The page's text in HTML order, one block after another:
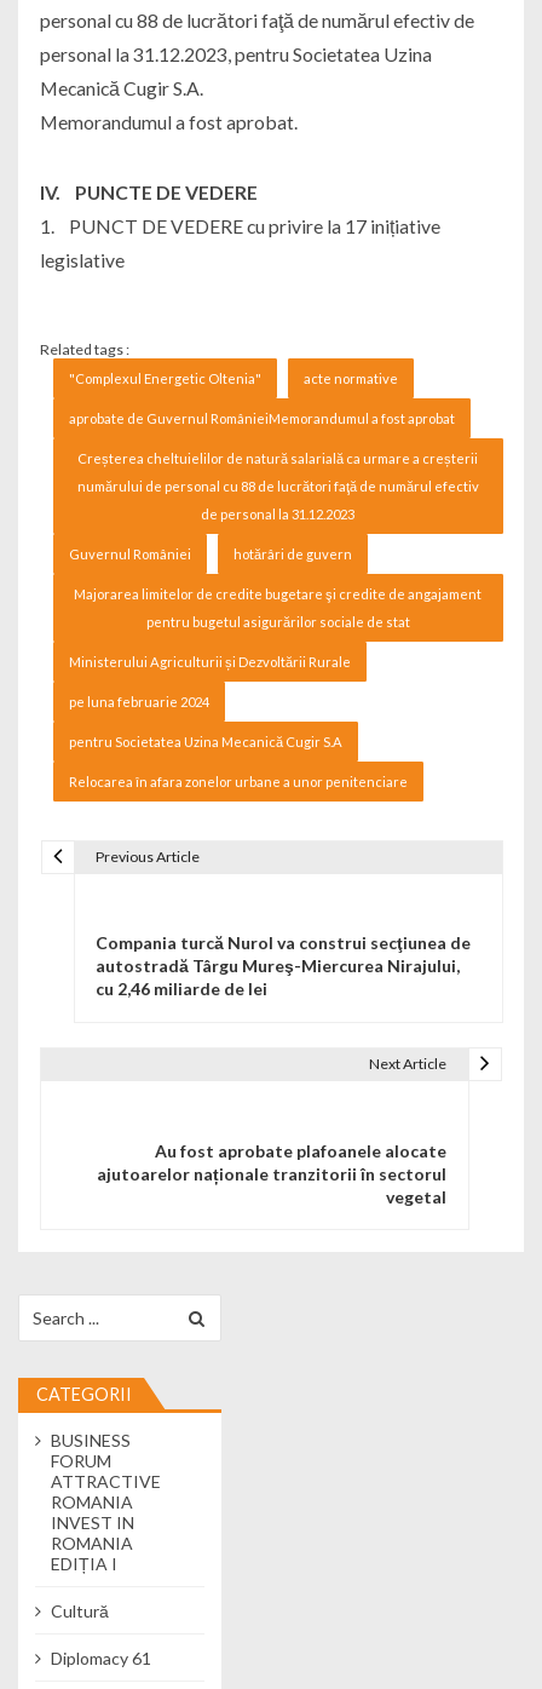
personal cu 88 de lucrători faţă de numărul efectiv de
personal la 31.12.2023, pentru Societatea Uzina
Mecanică Cugir S.A.
Memorandumul a fost aprobat.
IV. PUNCTE DE VEDERE
1. PUNCT DE VEDERE cu privire la 17 inițiative
legislative
Related tags :
"Complexul Energetic Oltenia" acte normative
aprobate de Guvernul RomânieiMemorandumul a fost aprobat
Creșterea cheltuielilor de natură salarială ca urmare a creșterii
numărului de personal cu 88 de lucrători faţă de numărul efectiv
de personal la 31.12.2023
Guvernul României hotărâri de guvern
Majorarea limitelor de credite bugetare şi credite de angajament
pentru bugetul asigurărilor sociale de stat
Ministerului Agriculturii și Dezvoltării Rurale
pe luna februarie 2024
pentru Societatea Uzina Mecanică Cugir S.A
Relocarea în afara zonelor urbane a unor penitenciare
Previous Article
Compania turcă Nurol va construi secţiunea de
autostradă Târgu Mureş-Miercurea Nirajului,
cu 2,46 miliarde de lei
Next Article
Au fost aprobate plafoanele alocate
ajutoarelor naționale tranzitorii în sectorul
vegetal
CATEGORII
BUSINESS
FORUM
ATTRACTIVE
ROMANIA
INVEST IN
ROMANIA
EDIȚIA I
Cultură
Diplomacy 61